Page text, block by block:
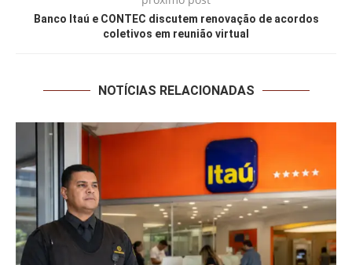
Banco Itaú e CONTEC discutem renovação de acordos
coletivos em reunião virtual
NOTÍCIAS RELACIONADAS